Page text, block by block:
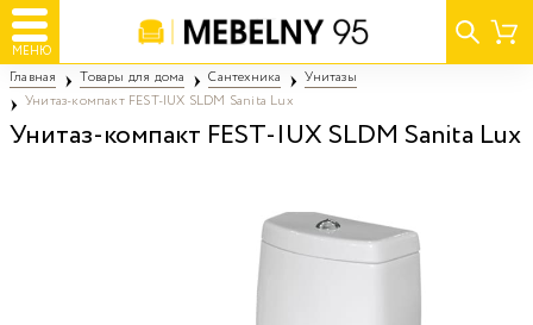
МЕНЮ
Главная Товары для дома Сантехника
Унитазы
Унитаз-компакт FEST-IUX SLDM Sanita Lux
Унитаз-компакт FEST-IUX SLDM Sanita Lux